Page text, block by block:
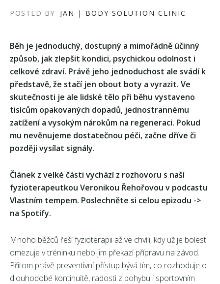
POSTED BY JAN | BODY SOLUTION CLINIC
Běh je jednoduchý, dostupný a mimořádně účinný
způsob, jak zlepšit kondici, psychickou odolnost i
celkové zdraví. Právě jeho jednoduchost ale svádí k
představě, že stačí jen obout boty a vyrazit. Ve
skutečnosti je ale lidské tělo při běhu vystaveno
tisícům opakovaných dopadů, jednostrannému
zatížení a vysokým nárokům na regeneraci. Pokud
mu nevěnujeme dostatečnou péči, začne dříve či
později vysílat signály.
Článek z velké části vychází z rozhovoru s naší
fyzioterapeutkou Veronikou Řehořovou v podcastu
Vlastním tempem. Poslechněte si celou epizodu ->
na Spotify.
Mnoho běžců řeší fyzioterapii až ve chvíli, kdy už je bolest
omezuje v tréninku nebo jim překazí přípravu na závod.
Přitom právě preventivní přístup bývá tím, co rozhoduje o
dlouhodobé kontinuitě, radosti z pohybu i sportovním